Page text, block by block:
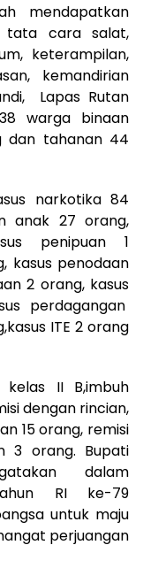
mendapatkan
tata cara salat,
keterampilan,
kemandirian
Lapas Rutan
warga binaan
dan tahanan 44
narkotika 84
anak 27 orang,
penipuan 1
kasus penodaan
2 orang, kasus
perdagangan
ITE 2 orang
II B,imbuh
dengan rincian,
15 orang, remisi
3 orang. Bupati
dalam
RI ke-79
untuk maju
perjuangan